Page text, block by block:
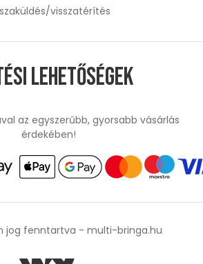
visszatérítés
lehetőségek
az egyszerűbb, gyorsabb vásárlás
érdekében!
jog fenntartva - multi-bringa.hu